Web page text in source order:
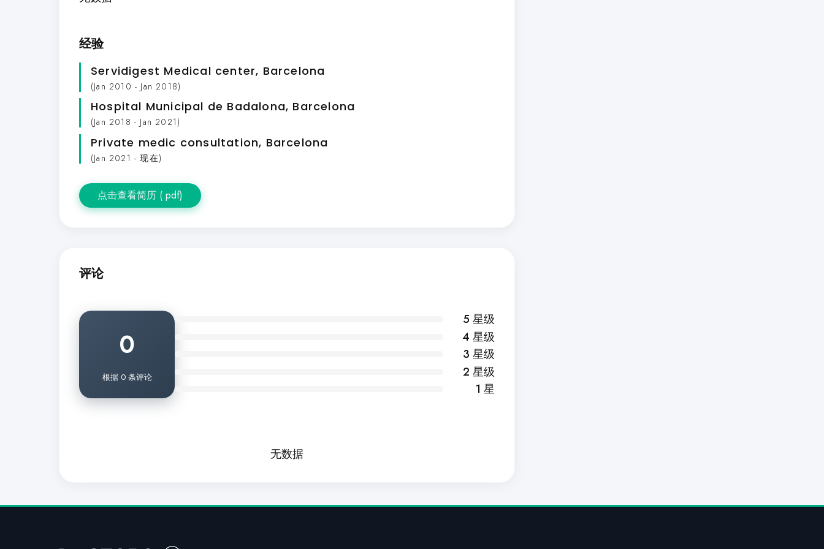
经验
Servidigest Medical center, Barcelona
(Jan 2010 - Jan 2018)
Hospital Municipal de Badalona, Barcelona
(Jan 2018 - Jan 2021)
Private medic consultation, Barcelona
(Jan 2021 - 现在)
点击查看简历 (.pdf)
评论
0
根据 0 条评论
5 星级
4 星级
3 星级
2 星级
1 星
无数据